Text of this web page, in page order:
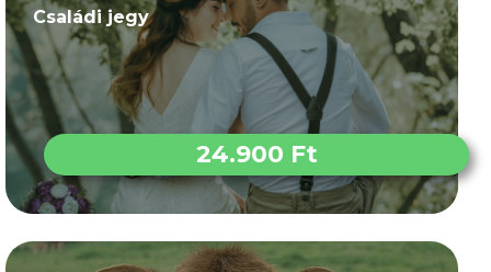
Családi jegy
24.900 Ft